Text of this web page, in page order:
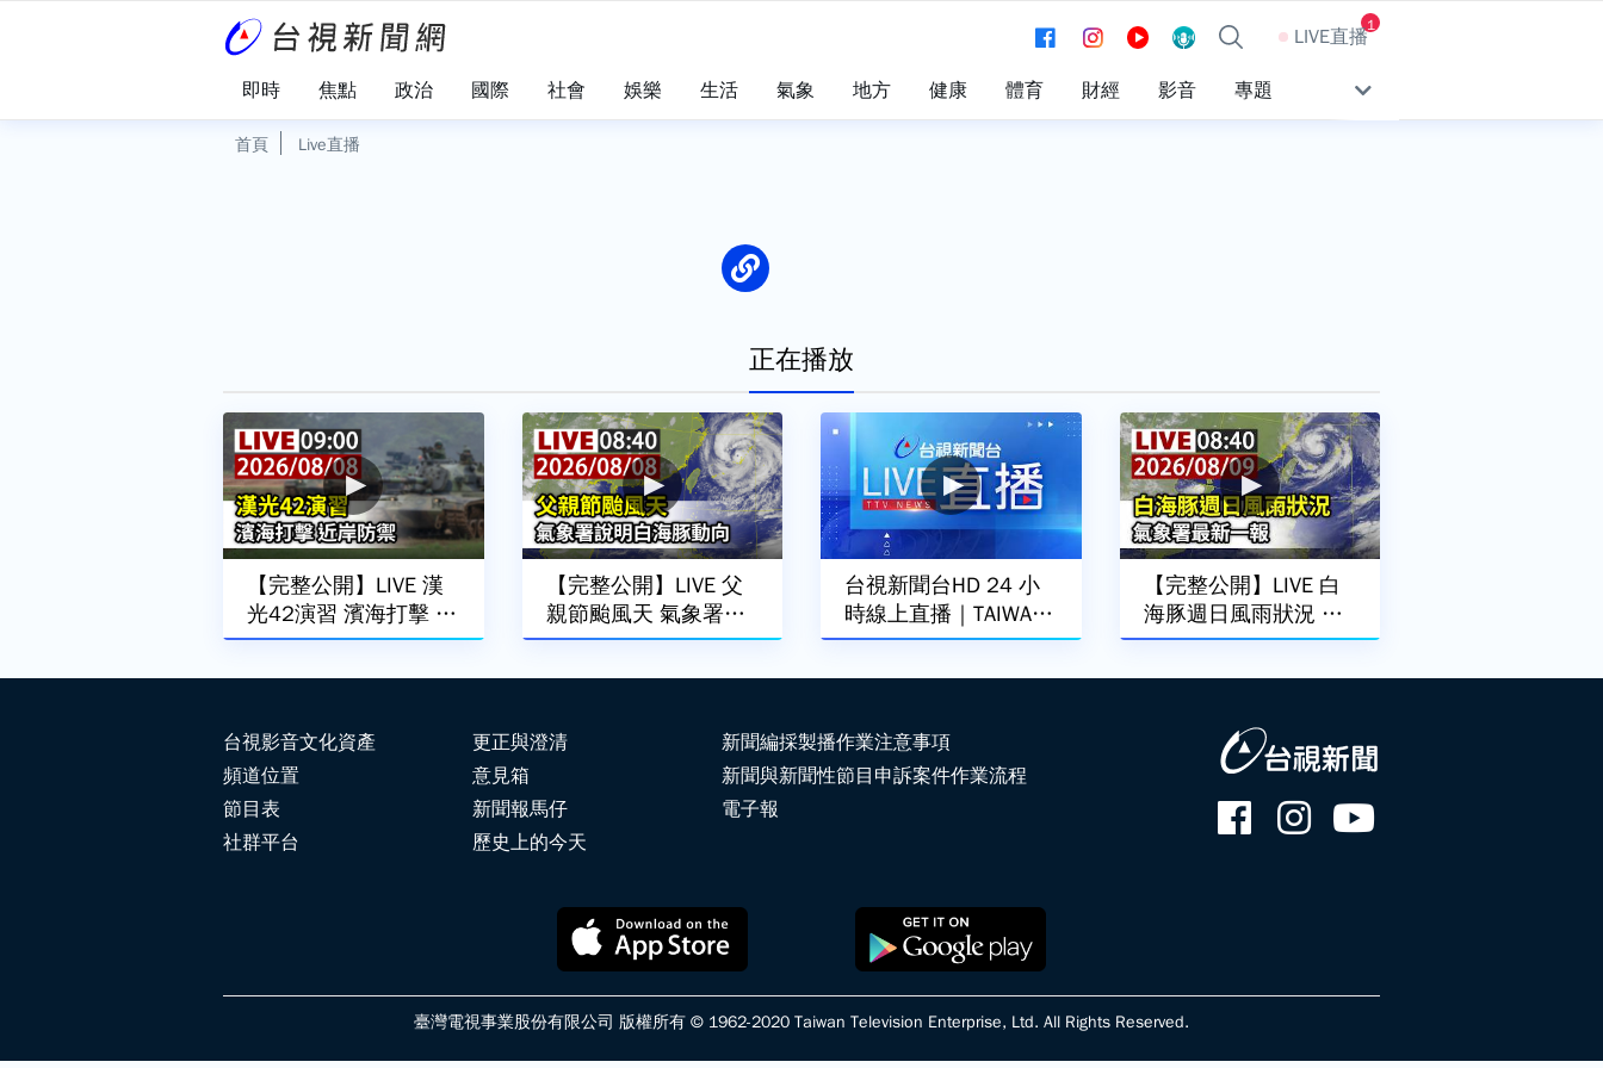
LIVE直播1
即時 焦點 政治 國際 社會 娛樂 生活 氣象 地方 健康 體育 財經 影音 專題
首頁 Live直播
正在播放
【完整公開】LIVE 漢
光42演習 濱海打擊 近
岸防禦
【完整公開】LIVE 父
親節颱風天 氣象署說
明白海豚動向
台視新聞台HD 24 小
時線上直播｜TAIWAN
TTV NEWS HD (Live)｜
라이브
【完整公開】LIVE 白
海豚週日風雨狀況 氣
象署最新一報
台視影音文化資產
頻道位置
節目表
社群平台
更正與澄清
意見箱
新聞報馬仔
歷史上的今天
新聞編採製播作業注意事項
新聞與新聞性節目申訴案件作業流程
電子報
臺灣電視事業股份有限公司 版權所有 © 1962-2020 Taiwan Television Enterprise, Ltd. All Rights Reserved.